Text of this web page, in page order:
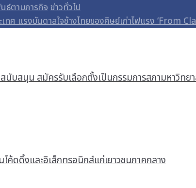
ธ์ตามภารกิจข่าวทั่วไป
ทศ แรงบันดาลใจช้างไทยของศิษย์เก่าไฟแรง ‘From
บสนุน สมัครรับเลือกตั้งเป็นกรรมการสภามหาวิทยา
ค้ดดิ้งและอิเล็กทรอนิกส์แก่เยาวชนภาคกลาง